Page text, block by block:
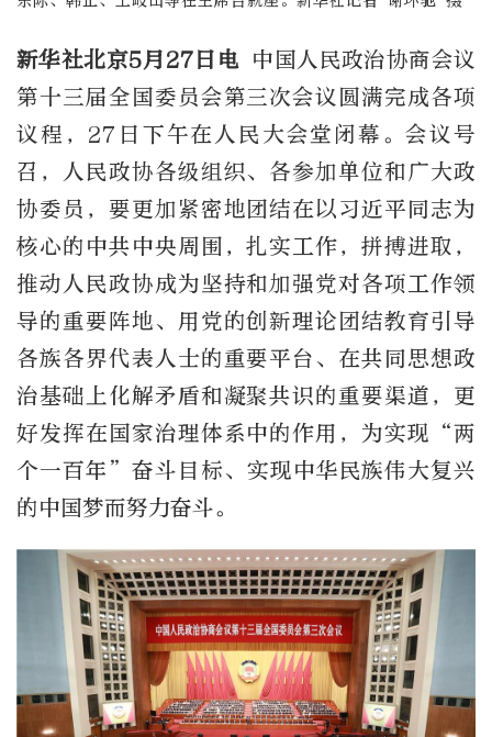
新华社北京5月27日电 中国人民政治协商会议
第十三届全国委员会第三次会议圆满完成各项
议程，27日下午在人民大会堂闭幕。会议号
召，人民政协各级组织、各参加单位和广大政
协委员，要更加紧密地团结在以习近平同志为
核心的中共中央周围，扎实工作，拼搏进取，
推动人民政协成为坚持和加强党对各项工作领
导的重要阵地、用党的创新理论团结教育引导
各族各界代表人士的重要平台、在共同思想政
治基础上化解矛盾和凝聚共识的重要渠道，更
好发挥在国家治理体系中的作用，为实现“两
个一百年”奋斗目标、实现中华民族伟大复兴
的中国梦而努力奋斗。